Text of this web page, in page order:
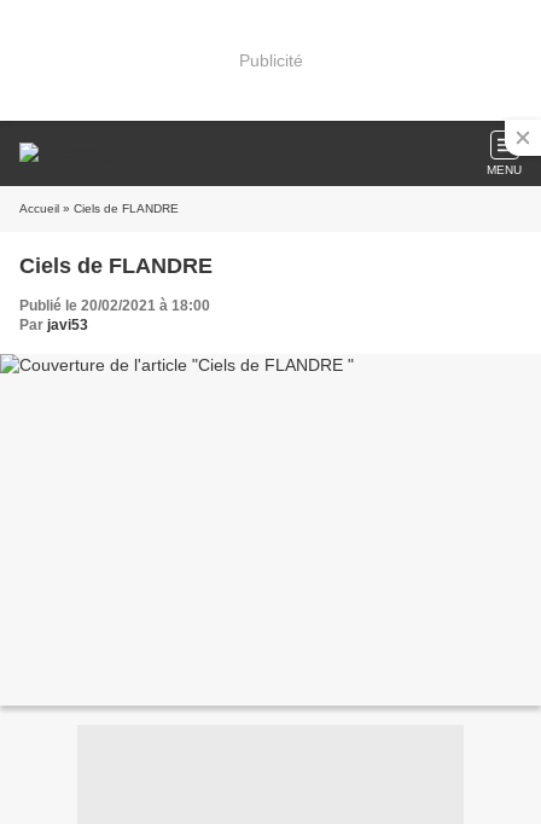
Publicité
MENU
Accueil » Ciels de FLANDRE
Ciels de FLANDRE
Publié le 20/02/2021 à 18:00
Par javi53